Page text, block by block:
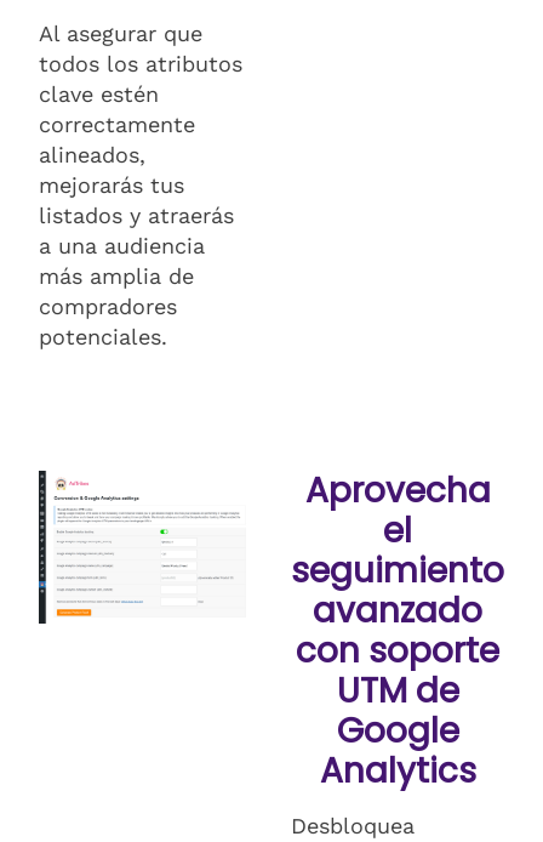
Al asegurar que
todos los atributos
clave estén
correctamente
alineados,
mejorarás tus
listados y atraerás
a una audiencia
más amplia de
compradores
potenciales.
Aprovecha
el
seguimiento
avanzado
con soporte
UTM de
Google
Analytics
Desbloquea